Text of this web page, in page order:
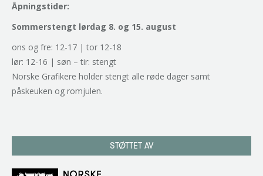
Åpningstider:
Sommerstengt lørdag 8. og 15. august
ons og fre: 12-17 | tor 12-18
lør: 12-16 | søn – tir: stengt
Norske Grafikere holder stengt alle røde dager samt
påskeuken og romjulen.
STØTTET AV